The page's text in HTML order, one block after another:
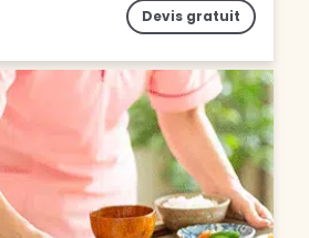
Devis gratuit